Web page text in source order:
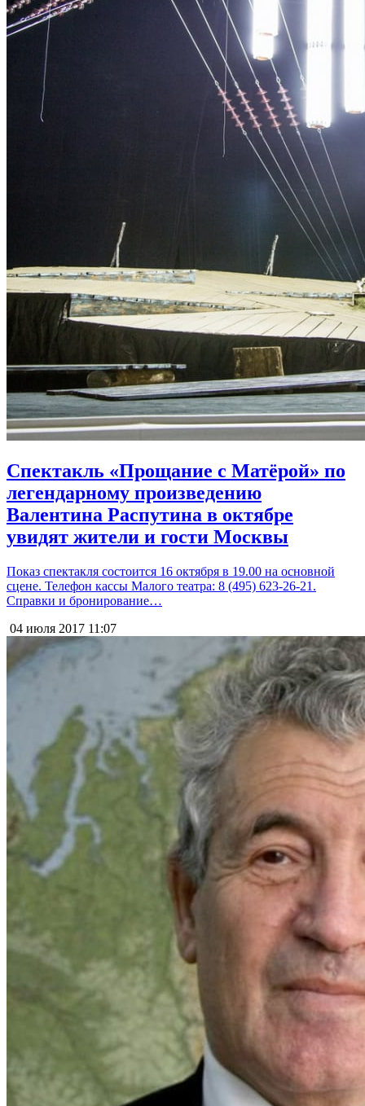
Спектакль «Прощание с Матёрой» по
легендарному произведению
Валентина Распутина в октябре
увидят жители и гости Москвы
Показ спектакля состоится 16 октября в 19.00 на основной
сцене. Телефон кассы Малого театра: 8 (495) 623-26-21.
Справки и бронирование…
04 июля 2017 11:07